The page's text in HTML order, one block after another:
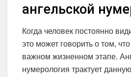
ангельской
Когда человек постоянно
это может говорить о том,
важном жизненном этапе.
нумерология трактует